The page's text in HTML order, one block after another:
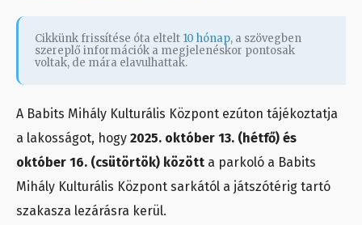
Cikkünk frissítése óta eltelt 10 hónap, a szövegben
szereplő információk a megjelenéskor pontosak
voltak, de mára elavulhattak.
A Babits Mihály Kulturális Központ ezúton tájékoztatja
a lakosságot, hogy 2025. október 13. (hétfő) és
október 16. (csütörtök) között a parkoló a Babits
Mihály Kulturális Központ sarkától a játszótérig tartó
szakasza lezárásra kerül.